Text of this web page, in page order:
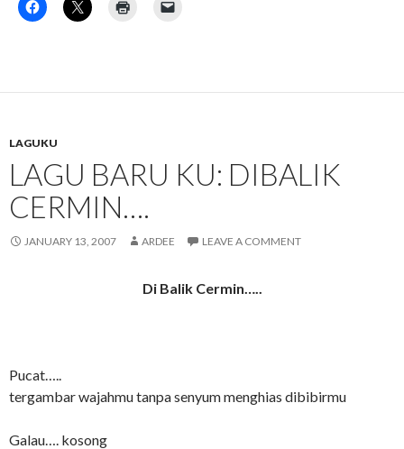
LAGUKU
LAGU BARU KU: DIBALIK
CERMIN….
JANUARY 13, 2007 ARDEE LEAVE A COMMENT
Di Balik Cermin…..
Pucat…..
tergambar wajahmu tanpa senyum menghias dibibirmu
Galau…. kosong